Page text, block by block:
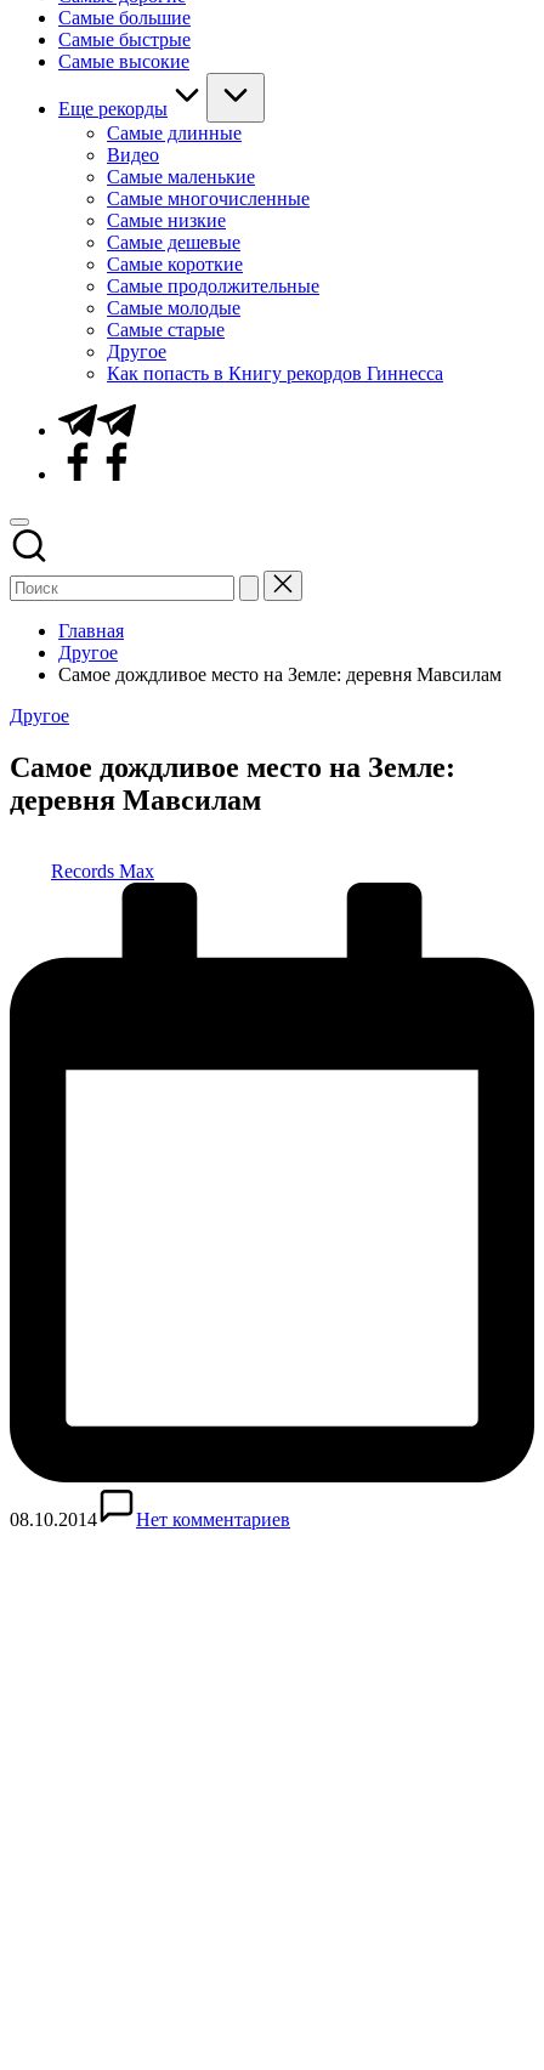
Самые большие
Самые быстрые
Самые высокие
Еще рекорды
Самые длинные
Видео
Самые маленькие
Самые многочисленные
Самые низкие
Самые дешевые
Самые короткие
Самые продолжительные
Самые молодые
Самые старые
Другое
Как попасть в Книгу рекордов Гиннесса
Telegram
Facebook
Главная
Другое
Самое дождливое место на Земле: деревня Мавсилам
Опубликовано
Другое
Самое дождливое место на Земле:
деревня Мавсилам
Records Max
08.10.2014 Нет комментариев